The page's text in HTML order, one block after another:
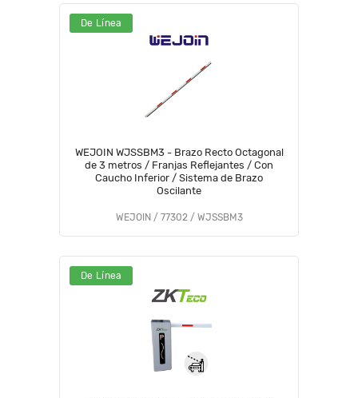
De Línea
WEJOIN WJSSBM3 - Brazo Recto Octagonal
de 3 metros / Franjas Reflejantes / Con
Caucho Inferior / Sistema de Brazo
Oscilante
WEJOIN / 77302 / WJSSBM3
De Línea